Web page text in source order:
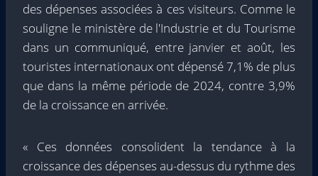
des dépenses associées à ces visiteurs. Comme le
souligne le ministère de l'Industrie et du Tourisme
dans un communiqué, entre janvier et août, les
touristes internationaux ont dépensé 7,1% de plus
que dans la même période de 2024, contre 3,9%
de la croissance en arrivée.
« Ces données consolident la tendance à la
croissance des dépenses au-dessus du rythme des